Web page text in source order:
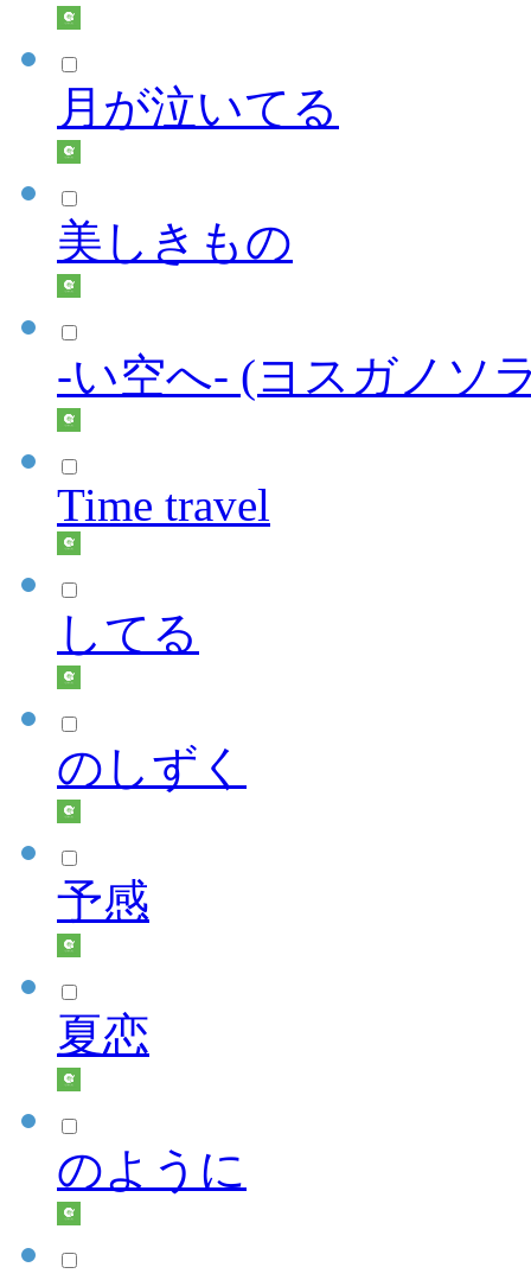
月が泣いてる
美しきもの
-い空へ- (ヨスガノソ
Time travel
してる
のしずく
予感
夏恋
のように